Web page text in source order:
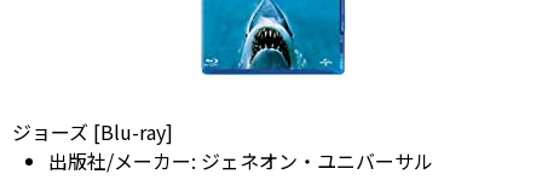
ジョーズ [Blu-ray]
出版社/メーカー: ジェネオン・ユニバーサル